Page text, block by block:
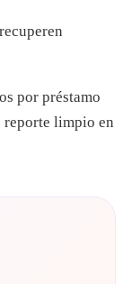
por préstamo
reporte limpio en